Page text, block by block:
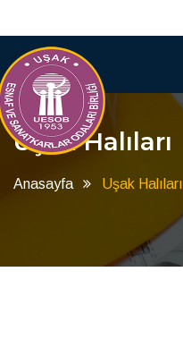
Uşak Halıları
Anasayfa Uşak Halıları